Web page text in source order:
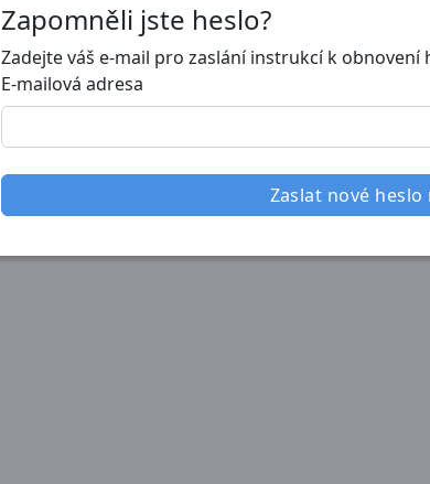
Zapomněli jste heslo?
Zadejte váš e-mail pro zaslání instrukcí k obnovení
E-mailová adresa
Zaslat nové heslo